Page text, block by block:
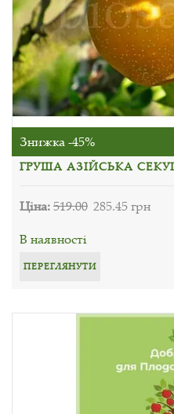
Знижка -45%
ГРУША АЗІЙСЬКА СЕКУІ
Ціна:519.00 285.45 грн
В наявності
ПЕРЕГЛЯНУТИ